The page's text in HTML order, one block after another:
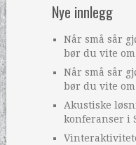
Nye innlegg
Når små sår
bør du vite
Når små sår
bør du vite
Akustiske
konferanser i